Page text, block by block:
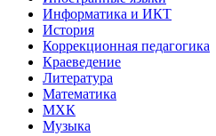
Информатика и ИКТ
История
Коррекционная педагогика
Краеведение
Литература
Математика
МХК
Музыка